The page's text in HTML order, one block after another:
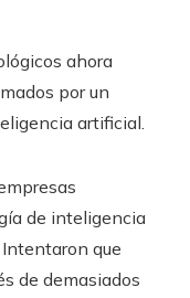
ahora
por un
artificial.
de inteligencia
que
de demasiados